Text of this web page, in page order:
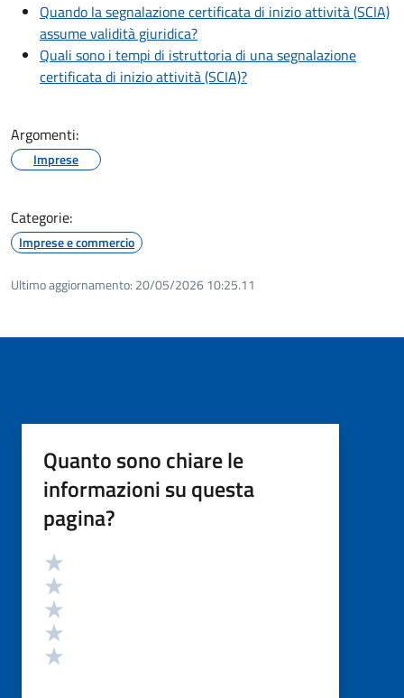
Quando la segnalazione certificata di inizio attività (SCIA)
assume validità giuridica?
Quali sono i tempi di istruttoria di una segnalazione
certificata di inizio attività (SCIA)?
Argomenti:
Imprese
Categorie:
Imprese e commercio
Ultimo aggiornamento: 20/05/2026 10:25.11
Quanto sono chiare le
informazioni su questa
pagina?
Valutazione